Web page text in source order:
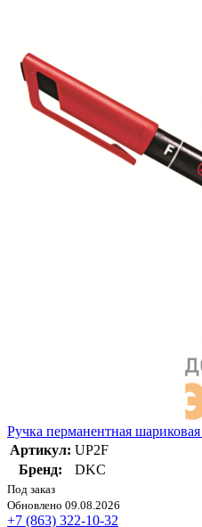
Ручка перманентная
Артикул: UP2F
Бренд:
DKC
Под заказ
Обновлено 09.08.2026
+7 (863) 322-10-32